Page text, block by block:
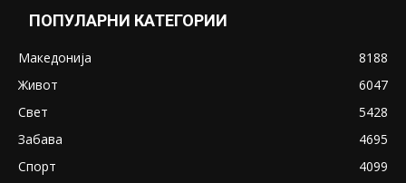
ПОПУЛАРНИ КАТЕГОРИИ
Македонија
8188
Живот
6047
Свет
5428
Забава
4695
Спорт
4099